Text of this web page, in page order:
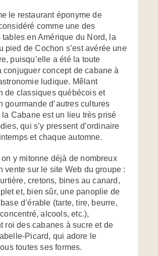
le restaurant éponyme de
comme une des
tables en Amérique du Nord, la
pied de Cochon s’est avérée une
puisqu’elle a été la toute
conjuguer concept de cabane à
ludique. Mêlant
de classiques québécois et
gourmande d’autres cultures
Cabane est un lieu très prisé
qui s’y pressent d’ordinaire
et chaque automne.
on y mitonne déjà de nombreux
vente sur le site Web du groupe :
cretons, bines au canard,
et, bien sûr, une panoplie de
d’érable (tarte, tire, beurre,
alcools, etc.),
roi des cabanes à sucre et de
Picard, qui adore le
toutes ses formes.